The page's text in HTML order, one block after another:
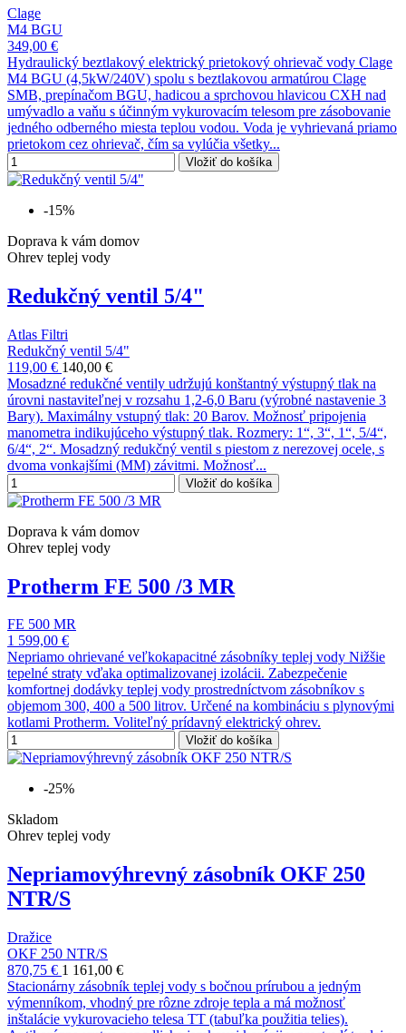
Clage
M4 BGU
349,00 €
Hydraulický beztlakový elektrický prietokový ohrievač vody Clage
M4 BGU (4,5kW/240V) spolu s beztlakovou armatúrou Clage
SMB, prepínačom BGU, hadicou a sprchovou hlavicou CXH nad
umývadlo a vaňu s účinným vykurovacím telesom pre zásobovanie
jedného odberného miesta teplou vodou. Voda je vyhrievaná priamo
prietokom cez ohrievač, čím sa vylúčia všetky...
Vložiť do košíka
-15%
Doprava k vám domov
Ohrev teplej vody
Redukčný ventil 5/4"
Atlas Filtri
Redukčný ventil 5/4"
119,00 € 140,00 €
Mosadzné redukčné ventily udržujú konštantný výstupný tlak na
úrovni nastaviteľnej v rozsahu 1,2-6,0 Baru (výrobné nastavenie 3
Bary). Maximálny vstupný tlak: 20 Barov. Možnosť pripojenia
manometra indikujúceho výstupný tlak. Rozmery: 1“, 3“, 1“, 5/4“,
6/4“, 2“. Mosadzný redukčný ventil s piestom z nerezovej ocele, s
dvoma vonkajšími (MM) závitmi. Možnosť...
Vložiť do košíka
Doprava k vám domov
Ohrev teplej vody
Protherm FE 500 /3 MR
FE 500 MR
1 599,00 €
Nepriamo ohrievané veľkokapacitné zásobníky teplej vody Nižšie
tepelné straty vďaka optimalizovanej izolácii. Zabezpečenie
komfortnej dodávky teplej vody prostredníctvom zásobníkov s
objemom 300, 400 a 500 litrov. Určené na kombináciu s plynovými
kotlami Protherm. Voliteľný prídavný elektrický ohrev.
Vložiť do košíka
-25%
Skladom
Ohrev teplej vody
Nepriamovýhrevný zásobník OKF 250
NTR/S
Dražice
OKF 250 NTR/S
870,75 € 1 161,00 €
Stacionárny zásobník teplej vody s bočnou prírubou a jedným
výmenníkom, vhodný pre rôzne zdroje tepla a má možnosť
inštalácie vykurovacieho telesa TT (tabuľka použitia telies).